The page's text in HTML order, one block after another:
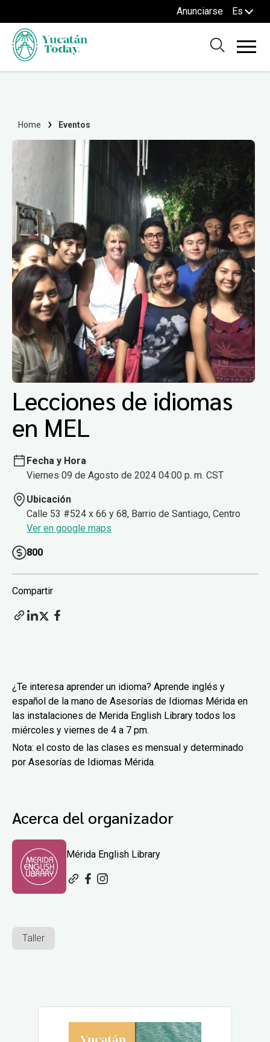
Anunciarse Es
Home Eventos
Lecciones de idiomas
en MEL
Fecha y Hora
Viernes 09 de Agosto de 2024 04:00 p. m. CST
Ubicación
Calle 53 #524 x 66 y 68, Barrio de Santiago, Centro
Ver en google maps
800
Compartir
¿Te interesa aprender un idioma? Aprende inglés y
español de la mano de Asesorías de Idiomas Mérida en
las instalaciones de Merida English Library todos los
miércoles y viernes de 4 a 7 pm.
Nota: el costo de las clases es mensual y determinado
por Asesorías de Idiomas Mérida.
Acerca del organizador
Mérida English Library
Taller